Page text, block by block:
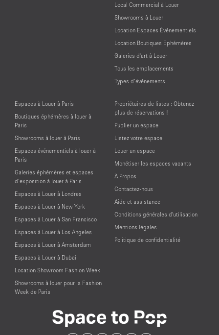
Local Commercial à Louer
Showrooms à Louer
Location Espaces Événementiels
Location Boutiques Ephémères
Galeries d'art à Louer
Tous les emplacements
Types d’événements
Espaces à Louer à Paris
Boutiques éphémères à louer à
Paris
Showrooms à louer à Paris
Espaces événementiels à louer à
Paris
Galeries éphémères et espaces
d’exposition à louer à Paris
Espaces à Louer à Londres
Espaces à Louer à New York
Espaces à Louer à San Francisco
Espaces à Louer à Los Angeles
Espaces à Louer à Amsterdam
Espaces à Louer à Dubai
Location Showroom Fashion Week
Showrooms à louer pour la Fashion
Week de Paris
Propriétaires de listes : Obtenez
plus de réservations !
Publier un espace
Listez votre espace
Louer un espace
Monétiser les espaces vacants
À Propos
Contactez-nous
Aide et assistance
Conditions générales d'utilisation
Mentions légales
Politique de confidentialité